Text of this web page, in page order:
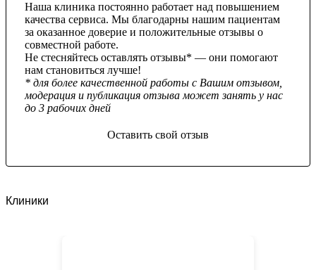
Наша клиника постоянно работает над повышением
качества сервиса. Мы благодарны нашим пациентам
за оказанное доверие и положительные отзывы о
совместной работе.
Не стесняйтесь оставлять отзывы* — они помогают
нам становиться лучше!
* для более качественной работы с Вашим отзывом,
модерация и публикация отзыва может занять у нас
до 3 рабочих дней
Оставить свой отзыв
Клиники